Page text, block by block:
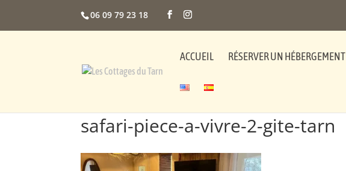
06 09 79 23 18
ACCUEIL RÉSERVER UN HÉBERGEMENT
safari-piece-a-vivre-2-gite-tarn